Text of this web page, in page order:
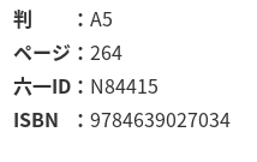
判
A5
ページ
264
六一ID
N84415
ISBN
9784639027034